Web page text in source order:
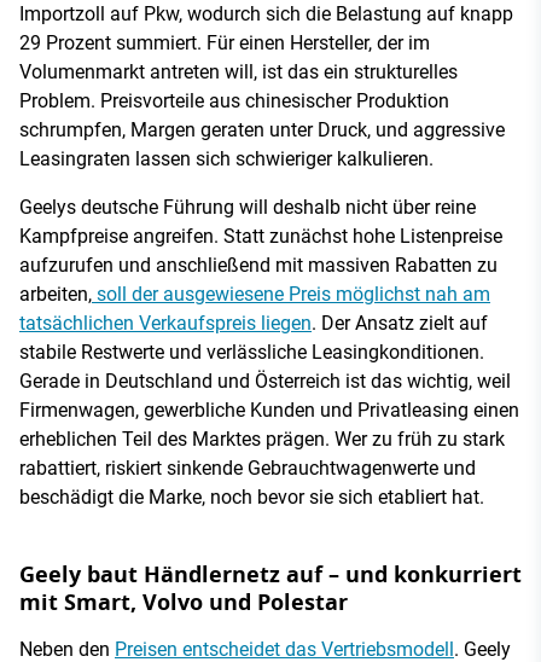
Importzoll auf Pkw, wodurch sich die Belastung auf knapp
29 Prozent summiert. Für einen Hersteller, der im
Volumenmarkt antreten will, ist das ein strukturelles
Problem. Preisvorteile aus chinesischer Produktion
schrumpfen, Margen geraten unter Druck, und aggressive
Leasingraten lassen sich schwieriger kalkulieren.
Geelys deutsche Führung will deshalb nicht über reine
Kampfpreise angreifen. Statt zunächst hohe Listenpreise
aufzurufen und anschließend mit massiven Rabatten zu
arbeiten, soll der ausgewiesene Preis möglichst nah am
tatsächlichen Verkaufspreis liegen. Der Ansatz zielt auf
stabile Restwerte und verlässliche Leasingkonditionen.
Gerade in Deutschland und Österreich ist das wichtig, weil
Firmenwagen, gewerbliche Kunden und Privatleasing einen
erheblichen Teil des Marktes prägen. Wer zu früh zu stark
rabattiert, riskiert sinkende Gebrauchtwagenwerte und
beschädigt die Marke, noch bevor sie sich etabliert hat.
Geely baut Händlernetz auf – und konkurriert
mit Smart, Volvo und Polestar
Neben den Preisen entscheidet das Vertriebsmodell. Geely